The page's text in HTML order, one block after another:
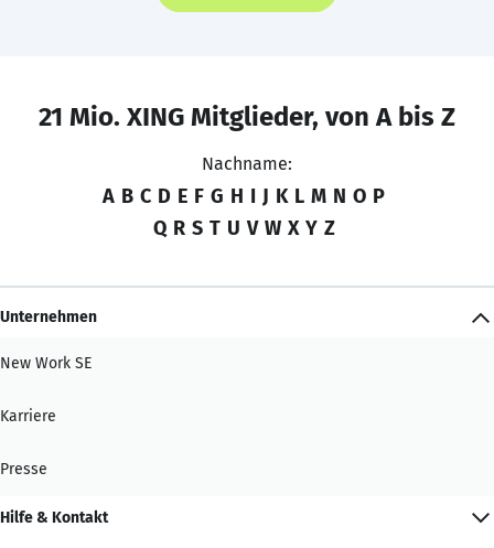
21 Mio. XING Mitglieder, von A bis Z
Nachname:
A B C D E F G H I J K L M N O P
Q R S T U V W X Y Z
Unternehmen
New Work SE
Karriere
Presse
Hilfe & Kontakt